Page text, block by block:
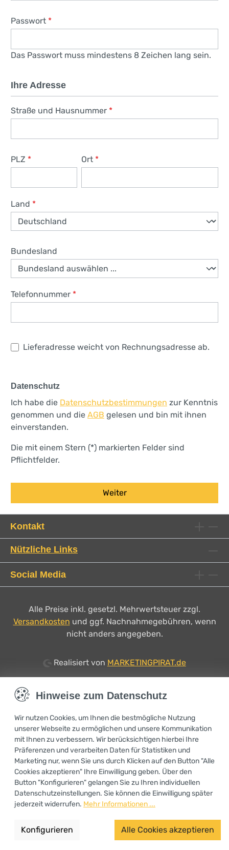
Passwort *
Das Passwort muss mindestens 8 Zeichen lang sein.
Ihre Adresse
Straße und Hausnummer *
PLZ * Ort *
Land *
Bundesland
Telefonnummer *
Lieferadresse weicht von Rechnungsadresse ab.
Datenschutz
Ich habe die Datenschutzbestimmungen zur Kenntnis
genommen und die AGB gelesen und bin mit ihnen
einverstanden.
Die mit einem Stern (*) markierten Felder sind
Pflichtfelder.
Weiter
Kontakt
Nützliche Links
Social Media
Alle Preise inkl. gesetzl. Mehrwertsteuer zzgl.
Versandkosten und ggf. Nachnahmegebühren, wenn
nicht anders angegeben.
Realisiert von MARKETINGPIRAT.de
Hinweise zum Datenschutz
Wir nutzen Cookies, um Ihnen die bestmögliche Nutzung
unserer Webseite zu ermöglichen und unsere Kommunikation
mit Ihnen zu verbessern. Wir berücksichtigen hierbei Ihre
Präferenzen und verarbeiten Daten für Statistiken und
Marketing nur, wenn Sie uns durch Klicken auf den Button "Alle
Cookies akzeptieren" Ihre Einwilligung geben. Über den
Button "Konfigurieren" gelangen Sie zu Ihren individuellen
Datenschutzeinstellungen. Sie können die Einwilligung später
jederzeit widerrufen. Mehr Informationen ...
Konfigurieren Alle Cookies akzeptieren